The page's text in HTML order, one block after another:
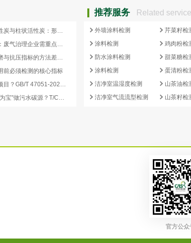
推荐服务 Related service
蜂窝活性炭、颗粒活性炭与柱状活性炭：形态差异与检测重点对照
蜂窝活性炭检测指南：废气治理企业需重点关注的5项核心指标
活性炭强度检测：耐磨与抗压指标的方法差异及验收意义
前必须检测的核心指标
再生炭出厂必检哪些项目？GB/T 47051-2026 再生活性炭检测清单这样列
副产浓缩液如何"变废为宝"做污水碳源？T/CCEIA 0006-2026 核心解读
外墙涂料检测
涂料检测
防水涂料检测
涂料检测
洁净室温湿度检测
洁净室气流流型检测
芹菜籽检
鸡肉粉检
甜菜糖检
蛋清粉检
山茶油检
山茶籽检
官方公众